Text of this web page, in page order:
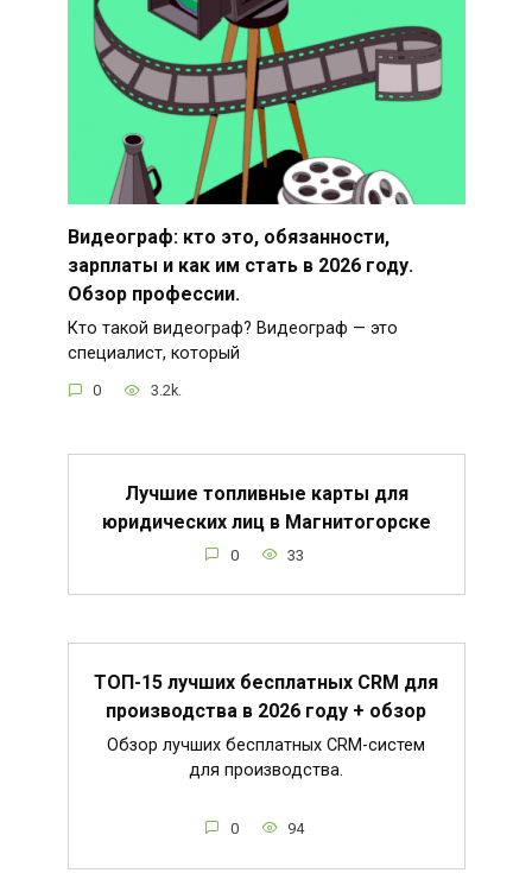
Видеограф: кто это, обязанности,
зарплаты и как им стать в 2026 году.
Обзор профессии.
Кто такой видеограф? Видеограф — это
специалист, который
0 3.2k.
Лучшие топливные карты для
юридических лиц в Магнитогорске
0 33
ТОП-15 лучших бесплатных CRM для
производства в 2026 году + обзор
Обзор лучших бесплатных CRM-систем
для производства.
0 94